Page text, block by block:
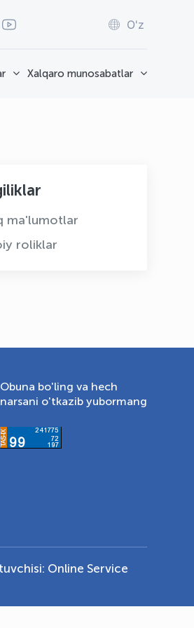
O'z
Xalqaro munosabatlar
ma'lumotlar
roliklar
Obuna bo'ling va hech
narsani o'tkazib yubormang
Online Service
- yordamchi